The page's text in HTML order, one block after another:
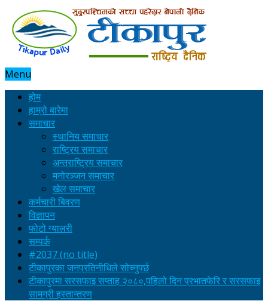
Menu
होम
हाम्रो बारेमा
समाचार
स्थानिय समाचार
राष्ट्रिय समाचार
अन्तराष्ट्रिय समाचार
मनोरञ्जन समाचार
खेल समाचार
कर्मचारी बिवरण
विज्ञापन
फोटो ग्यालरी
सम्पर्क
#2037 (no title)
टीकापुरका जनप्रतिनीधिले सोच्नुपर्छ
टीकापुरमा सरसफाइ सप्ताह २०८०,पहिलो दिन प्रभातफेरि र सरसफाइ
सामग्री हस्तान्तरण